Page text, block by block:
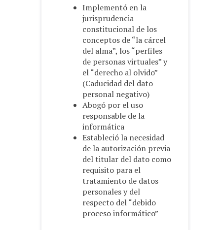
Implementó en la
jurisprudencia
constitucional de los
conceptos de “la cárcel
del alma”, los “perfiles
de personas virtuales” y
el “derecho al olvido”
(Caducidad del dato
personal negativo)
Abogó por el uso
responsable de la
informática
Estableció la necesidad
de la autorización previa
del titular del dato como
requisito para el
tratamiento de datos
personales y del
respecto del “debido
proceso informático”